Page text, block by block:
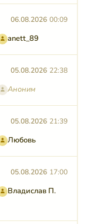
06.08.2026 00:09
anett_89
05.08.2026 22:38
Аноним
05.08.2026 21:39
Любовь
05.08.2026 17:00
Владислав П.